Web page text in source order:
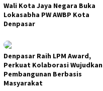
Wali Kota Jaya Negara Buka
Lokasabha PW AWBP Kota
Denpasar
Denpasar Raih LPM Award,
Perkuat Kolaborasi Wujudkan
Pembangunan Berbasis
Masyarakat